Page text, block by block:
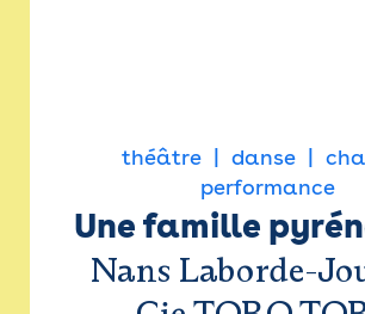
théâtre danse
performance
Une famille
Nans Laborde-